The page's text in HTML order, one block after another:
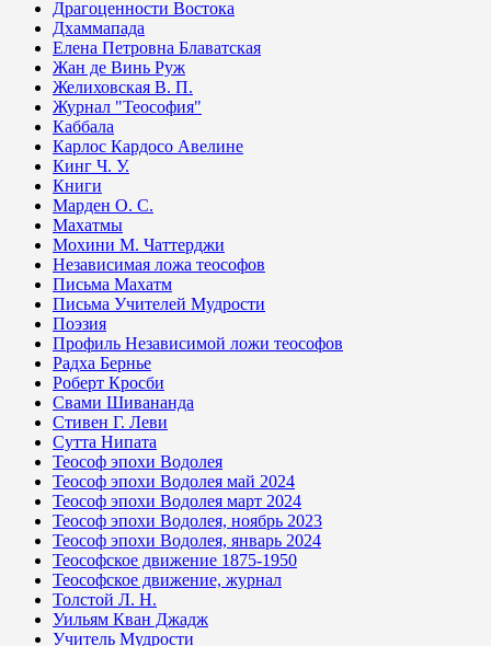
Драгоценности Востока
Дхаммапада
Елена Петровна Блаватская
Жан де Винь Руж
Желиховская В. П.
Журнал "Теософия"
Каббала
Карлос Кардосо Авелине
Кинг Ч. У.
Книги
Марден О. С.
Махатмы
Мохини М. Чаттерджи
Независимая ложа теософов
Письма Махатм
Письма Учителей Мудрости
Поэзия
Профиль Независимой ложи теософов
Радха Бернье
Роберт Кросби
Свами Шивананда
Стивен Г. Леви
Сутта Нипата
Теософ эпохи Водолея
Теософ эпохи Водолея май 2024
Теософ эпохи Водолея март 2024
Теософ эпохи Водолея, ноябрь 2023
Теософ эпохи Водолея, январь 2024
Теософское движение 1875-1950
Теософское движение, журнал
Толстой Л. Н.
Уильям Кван Джадж
Учитель Мудрости